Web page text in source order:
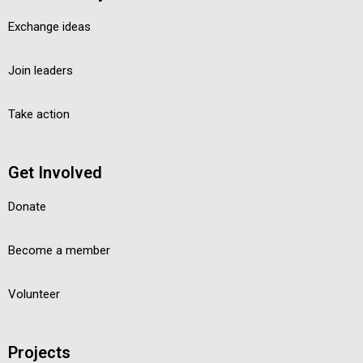
Exchange ideas
Join leaders
Take action
Get Involved
Donate
Become a member
Volunteer
Projects